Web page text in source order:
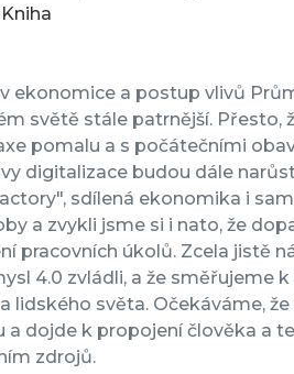
ekonomice a postup vlivů
světě stále patrnější.
pomalu a s počátečními
digitalizace budou dále
sdílená ekonomika i
a zvykli jsme si i nato, že
pracovních úkolů. Zcela jistě
4.0 zvládli, a že směřujeme
lidského světa. Očekáváme,
a dojde k propojení člověka a
zdrojů.